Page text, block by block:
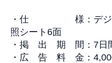
・ 仕 様：デジタル
照シート6面
・掲 出 期 間：7日
・広 告 料 金：